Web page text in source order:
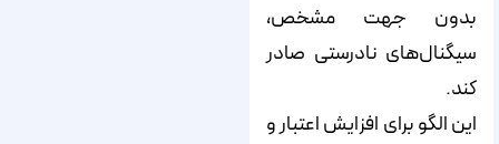
بدون جهت مشخص،
سیگنال‌های نادرستی صادر
کند.
این الگو برای افزایش اعتبار و